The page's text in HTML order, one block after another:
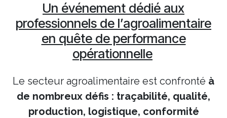
Un événement dédié aux
professionnels de l’agroalimentaire
en quête de performance
opérationnelle
Le secteur agroalimentaire est confronté à
de nombreux défis : traçabilité, qualité,
production, logistique, conformité